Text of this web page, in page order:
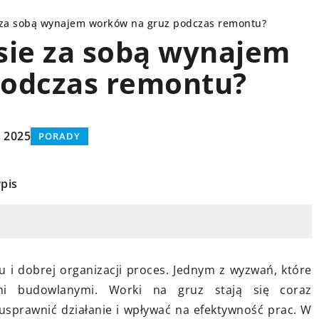
sobą wynajem worków na gruz podczas remontu?
za sobą wynajem
remontu?
PORADY
i dobrej organizacji proces. Jednym z wyzwań, które
budowlanymi. Worki na gruz stają się coraz
działanie i wpływać na efektywność prac. W
aparat
do Twoich
PORADY
Jak batony proteinowe mogą
wspomagać twoją dietę –
porównanie składników i korzyści